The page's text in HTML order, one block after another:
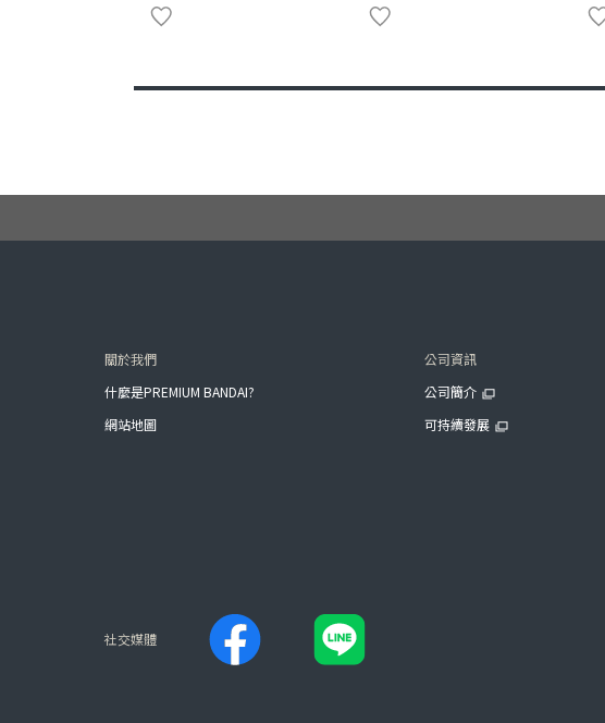
關於我們
什麼是PREMIUM BANDAI?
網站地圖
公司資訊
公司簡介
可持續發展
社交媒體